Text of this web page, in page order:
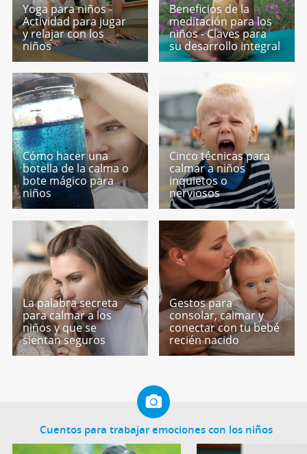
Yoga para niños -
Actividad para jugar
y relajar con los
niños
Beneficios de la
meditación para los
niños - Claves para
su desarrollo integral
Cómo hacer una
botella de la calma o
bote mágico para
niños
Cinco técnicas para
calmar a niños
inquietos o
nerviosos
La palabra secreta
para calmar a los
niños y que se
sientan seguros
Gestos para
consolar, calmar y
conectar con tu bebé
recién nacido
Cuentos para trabajar emociones con los niños